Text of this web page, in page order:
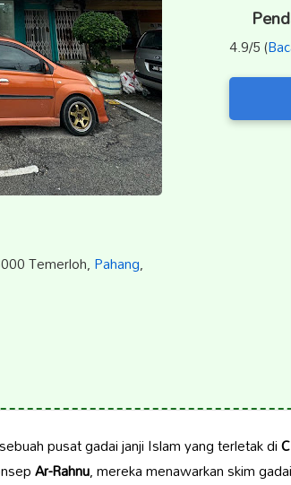
Temerloh,Pahang,
4.9/5 (
pusat gadai janji Islam yang terletak di
Ar-Rahnu, mereka menawarkan skim